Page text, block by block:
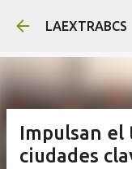
Ir
LAEXTRABCS
Impulsan el
ciudades